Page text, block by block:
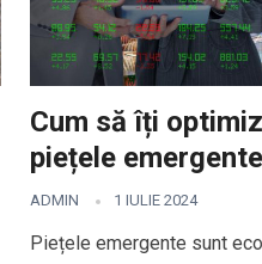
Cum să îți
piețele emergente
ADMIN 1 IULIE 2024
Piețele emergente sunt